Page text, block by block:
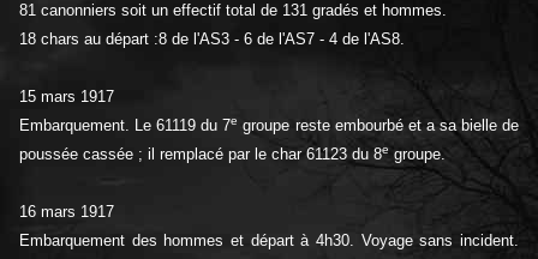
81 canonniers soit un effectif total de 131 gradés et hommes.
18 chars au départ :8 de l'AS3 - 6 de l'AS7 - 4 de l'AS8.
15 mars 1917
Embarquement. Le 61119 du 7e groupe reste embourbé et a sa bielle de
poussée cassée ; il remplacé par le char 61123 du 8e groupe.
16 mars 1917
Embarquement des hommes et départ à 4h30. Voyage sans incident.